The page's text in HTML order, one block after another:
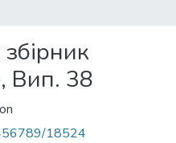
збірник
Вип. 38
18524